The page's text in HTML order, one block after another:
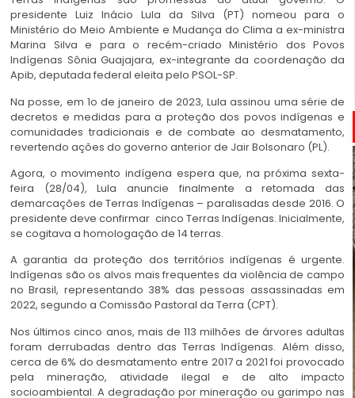
presidente Luiz Inácio Lula da Silva (PT) nomeou para o
Ministério do Meio Ambiente e Mudança do Clima a ex-ministra
Marina Silva e para o recém-criado Ministério dos Povos
Indígenas Sônia Guajajara, ex-integrante da coordenação da
Apib, deputada federal eleita pelo PSOL-SP.
Na posse, em 1o de janeiro de 2023, Lula assinou uma série de
decretos e medidas para a proteção dos povos indígenas e
comunidades tradicionais e de combate ao desmatamento,
revertendo ações do governo anterior de Jair Bolsonaro (PL).
Agora, o movimento indígena espera que, na próxima sexta-
feira (28/04), Lula anuncie finalmente a retomada das
demarcações de Terras Indígenas – paralisadas desde 2016. O
presidente deve confirmar cinco Terras Indígenas. Inicialmente,
se cogitava a homologação de 14 terras.
A garantia da proteção dos territórios indígenas é urgente.
Indígenas são os alvos mais frequentes da violência de campo
no Brasil, representando 38% das pessoas assassinadas em
2022, segundo a Comissão Pastoral da Terra (CPT).
Nos últimos cinco anos, mais de 113 milhões de árvores adultas
foram derrubadas dentro das Terras Indígenas. Além disso,
cerca de 6% do desmatamento entre 2017 a 2021 foi provocado
pela mineração, atividade ilegal e de alto impacto
socioambiental. A degradação por mineração ou garimpo nas